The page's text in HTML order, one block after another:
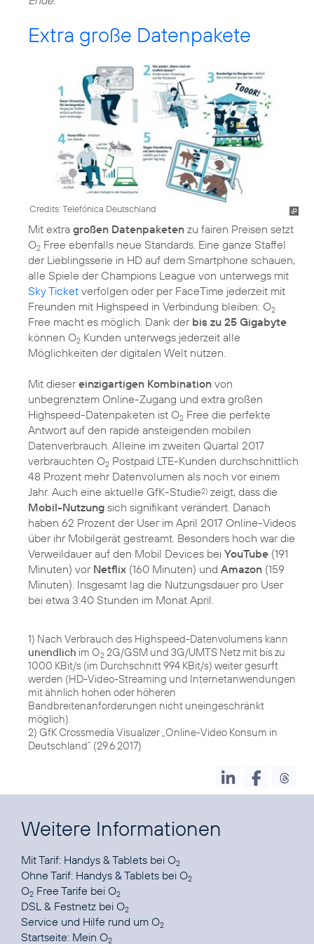
Extra große Datenpakete
Credits: Telefónica Deutschland
Mit extra großen Datenpaketen zu fairen Preisen setzt
O2 Free ebenfalls neue Standards. Eine ganze Staffel
der Lieblingsserie in HD auf dem Smartphone schauen,
alle Spiele der Champions League von unterwegs mit
Sky Ticket verfolgen oder per FaceTime jederzeit mit
Freunden mit Highspeed in Verbindung bleiben: O2
Free macht es möglich. Dank der bis zu 25 Gigabyte
können O2 Kunden unterwegs jederzeit alle
Möglichkeiten der digitalen Welt nutzen.
Mit diesereinzigartigen Kombination von
unbegrenztem Online-Zugang und extra großen
Highspeed-Datenpaketen ist O2 Free die perfekte
Antwort auf den rapide ansteigenden mobilen
Datenverbrauch. Alleine im zweiten Quartal 2017
verbrauchten O2 Postpaid LTE-Kunden durchschnittlich
48 Prozent mehr Datenvolumen als noch vor einem
Jahr. Auch eine aktuelle GfK-Studie2) zeigt, dass die
Mobil-Nutzung sich signifikant verändert. Danach
haben 62 Prozent der User im April 2017 Online-Videos
über ihr Mobilgerät gestreamt. Besonders hoch war die
Verweildauer auf den Mobil Devices bei YouTube (191
Minuten) vor Netflix (160 Minuten) und Amazon (159
Minuten). Insgesamt lag die Nutzungsdauer pro User
bei etwa 3:40 Stunden im Monat April.
1) Nach Verbrauch des Highspeed-Datenvolumens kann
unendlich im O2 2G/GSM und 3G/UMTS Netz mit bis zu
1000 KBit/s (im Durchschnitt 994 KBit/s) weiter gesurft
werden (HD-Video-Streaming und Internetanwendungen
mit ähnlich hohen oder höheren
Bandbreitenanforderungen nicht uneingeschränkt
möglich).
2) GfK Crossmedia Visualizer „Online-Video Konsum in
Deutschland“ (29.6.2017)
Weitere Informationen
Mit Tarif: Handys & Tablets bei O2
Ohne Tarif: Handys & Tablets bei O2
O2 Free Tarife bei O2
DSL & Festnetz bei O2
Service und Hilfe rund um O2
Startseite: Mein O2